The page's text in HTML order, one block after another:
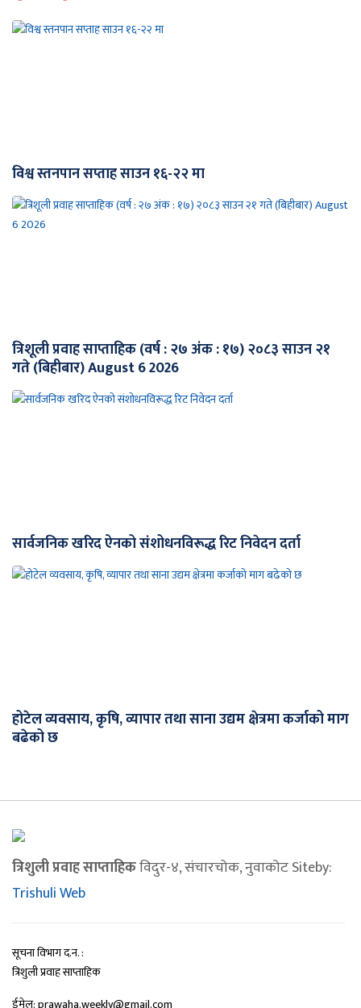
विश्व स्तनपान सप्ताह साउन १६-२२ मा
त्रिशूली प्रवाह साप्ताहिक (वर्ष : २७ अंक : १७) २०८३ साउन २१
गते (बिहीबार) August 6 2026
सार्वजनिक खरिद ऐनको संशोधनविरूद्ध रिट निवेदन दर्ता
होटेल व्यवसाय, कृषि, व्यापार तथा साना उद्यम क्षेत्रमा कर्जाको माग
बढेको छ
त्रिशुली प्रवाह साप्ताहिकविदुर-४, संचारचोक, नुवाकोट Siteby:
Trishuli Web
सूचना विभाग द.न. :
त्रिशुली प्रवाह साप्ताहिक